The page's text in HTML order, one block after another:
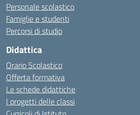
Personale scolastico
Famiglie e studenti
Percorsi di studio
Didattica
Orario Scolastico
Offerta formativa
Le schede didattiche
I progetti delle classi